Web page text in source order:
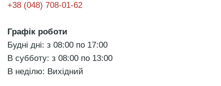
+38 (048) 708-01-62
Графік роботи
Будні дні: з 08:00 по 17:00
В субботу: з 08:00 по 13:00
В неділю: Вихідний